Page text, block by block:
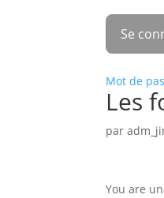
Mot de
Les
par
You are